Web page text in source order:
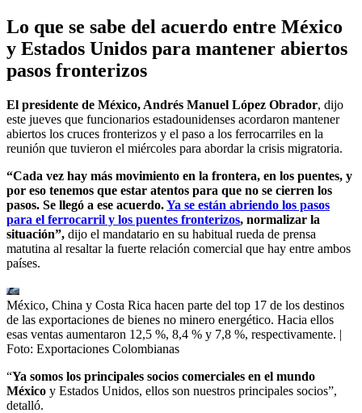
Lo que se sabe del acuerdo entre México
y Estados Unidos para mantener abiertos
pasos fronterizos
El presidente de México, Andrés Manuel López Obrador, dijo
este jueves que funcionarios estadounidenses acordaron mantener
abiertos los cruces fronterizos y el paso a los ferrocarriles en la
reunión que tuvieron el miércoles para abordar la crisis migratoria.
“Cada vez hay más movimiento en la frontera, en los puentes, y
por eso tenemos que estar atentos para que no se cierren los
pasos. Se llegó a ese acuerdo.Ya se están abriendo los pasos
para el ferrocarril y los puentes fronterizos, normalizar la
situación”, dijo el mandatario en su habitual rueda de prensa
matutina al resaltar la fuerte relación comercial que hay entre ambos
países.
México, China y Costa Rica hacen parte del top 17 de los destinos
de las exportaciones de bienes no minero energético. Hacia ellos
esas ventas aumentaron 12,5 %, 8,4 % y 7,8 %, respectivamente. |
Foto: Exportaciones Colombianas
“Ya somos los principales socios comerciales en el mundo
México y Estados Unidos, ellos son nuestros principales socios”,
detalló.